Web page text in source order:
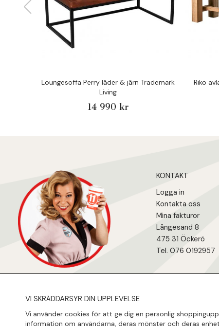
Loungesoffa Perry läder & järn Trademark
Living
14 990 kr
Riko
KONTAKT
Logga in
Kontakta oss
Mina fakturor
Långesand 8
475 31 Öckerö
Tel. 076 0192957
VI SKRÄDDARSYR DIN UPPLEVELSE
Vi använder cookies för att ge dig en personlig
information om användarna, deras mönster och deras